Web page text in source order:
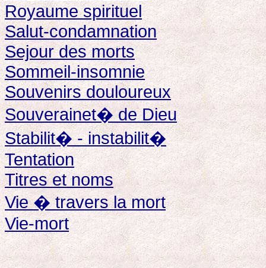
Royaume spirituel
Salut-condamnation
Sejour des morts
Sommeil-insomnie
Souvenirs douloureux
Souverainet� de Dieu
Stabilit� - instabilit�
Tentation
Titres et noms
Vie � travers la mort
Vie-mort